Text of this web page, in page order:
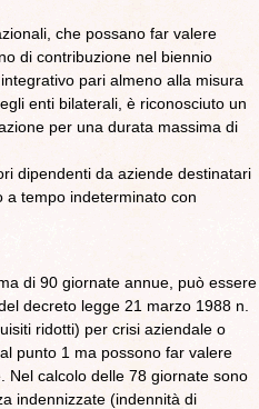
che possano far valere
di contribuzione nel biennio
pari almeno alla misura
enti bilaterali, è riconosciuto un
per una durata massima di
dipendenti da aziende destinatari
a tempo indeterminato con
di 90 giornate annue, può essere
decreto legge 21 marzo 1988 n.
ridotti) per crisi aziendale o
punto 1 ma possono far valere
Nel calcolo delle 78 giornate sono
indennizzate (indennità di